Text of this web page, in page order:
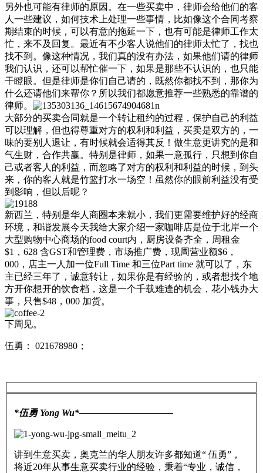
另外也可能有律师的原因。在一些买卖中，律师会给他们的客
人一些建议，如何技术上处理一些事情，比如像这个合同考察
期结束的时候，可以有意的拖延一下，也有可能是律师工作太
忙，来不及回复。最近有不少客人说他们的律师太忙了，找也
找不到。像这种情况，我们真的没有办法，如果他们请的律师
我们认识，还可以帮忙催一下，如果是那些不认识的，也只能
干瞪眼。但是律师是你们自己请的，既然你都找不到，那你为
什么还请他们来帮你？所以我们都愿意推荐一些熟悉的靠谱的
律师。
大部分的买卖合同就是一个转让租约的过程，保护自己的利益
可以理解，但也得尊重对方的权利和利益，买卖是双方的，一
味的要别人退让，有时候就会适得其反！做生意更讲究的是和
气生财，合作共赢。特别是律师，如果一意孤行，只想到你自
己或者客人的利益，而忽略了对方的权利和利益的时候，到头
来，你的客人就是竹篮打水一场空！虽然你的眼前利益没有受
到影响，但以后呢？
新西兰，特别是华人商圈本来就小，我们更需要维护好的经商
环境，和谐发展今天我给大家介绍一家咖啡店是位于北岸一个
大型购物中心商场的food court内，厨房设备齐全，周租金
$1，628 含GST和管理费，市场推广费，现周营业额$6，
000，店主一人加一位Full Time 和三位Part time 就可以了，东
主已经三年了，诚意转让，如果你是有经验的，或者想找个地
方开你想开的饮食档，这是一个千载难逢的机会，花小钱办大
事，只售$48，000 加货。
下周见。
伍勇： 021678980；
*伍勇 Yong Wu*——————————
讲到生意买卖，奥克兰的华人朋友许多都知道“ 伍勇”，
将近20年从事生意买卖行业的经验，秉着“专业，诚信，